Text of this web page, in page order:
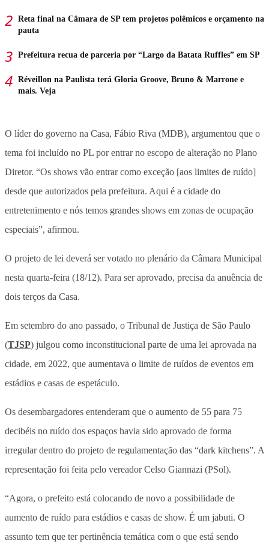
Reta final na Câmara de SP tem projetos polêmicos e orçamento na
pauta
Prefeitura recua de parceria por “Largo da Batata Ruffles” em SP
Réveillon na Paulista terá Gloria Groove, Bruno & Marrone e
mais. Veja
O líder do governo na Casa, Fábio Riva (MDB), argumentou que o
tema foi incluído no PL por entrar no escopo de alteração no Plano
Diretor. “Os shows vão entrar como exceção [aos limites de ruído]
desde que autorizados pela prefeitura. Aqui é a cidade do
entretenimento e nós temos grandes shows em zonas de ocupação
especiais”, afirmou.
O projeto de lei deverá ser votado no plenário da Câmara Municipal
nesta quarta-feira (18/12). Para ser aprovado, precisa da anuência de
dois terços da Casa.
Em setembro do ano passado, o Tribunal de Justiça de São Paulo
(TJSP) julgou como inconstitucional parte de uma lei aprovada na
cidade, em 2022, que aumentava o limite de ruídos de eventos em
estádios e casas de espetáculo.
Os desembargadores entenderam que o aumento de 55 para 75
decibéis no ruído dos espaços havia sido aprovado de forma
irregular dentro do projeto de regulamentação das “dark kitchens”. A
representação foi feita pelo vereador Celso Giannazi (PSol).
“Agora, o prefeito está colocando de novo a possibilidade de
aumento de ruído para estádios e casas de show. É um jabuti. O
assunto tem que ter pertinência temática com o que está sendo